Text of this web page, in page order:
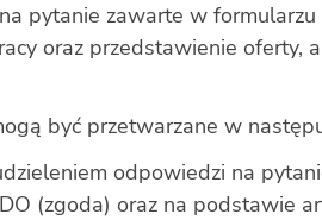
pytanie zawarte w
oraz przedstawienie oferty,
być przetwarzane w
odpowiedzi na
(zgoda) oraz na podstawie